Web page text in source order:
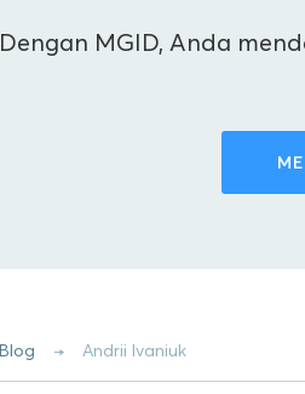
Dengan MGID, Anda
Blog Andrii Ivaniuk